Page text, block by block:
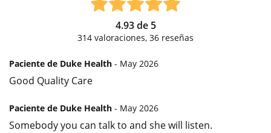
4.93de 5
314 valoraciones, 36 reseñas
Paciente de Duke Health - May 2026
Good Quality Care
Paciente de Duke Health - May 2026
Somebody you can talk to and she will listen.